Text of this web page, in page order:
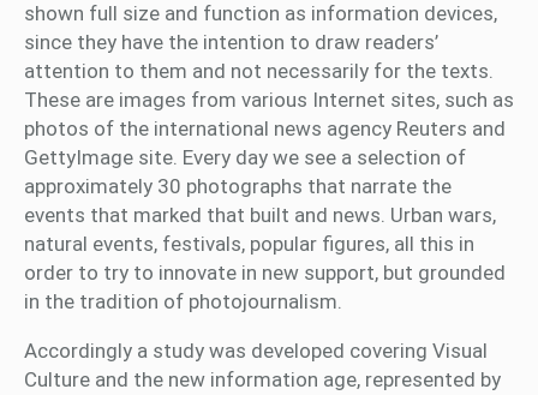
shown full size and function as information devices,
since they have the intention to draw readers’
attention to them and not necessarily for the texts.
These are images from various Internet sites, such as
photos of the international news agency Reuters and
GettyImage site. Every day we see a selection of
approximately 30 photographs that narrate the
events that marked that built and news. Urban wars,
natural events, festivals, popular figures, all this in
order to try to innovate in new support, but grounded
in the tradition of photojournalism.
Accordingly a study was developed covering Visual
Culture and the new information age, represented by